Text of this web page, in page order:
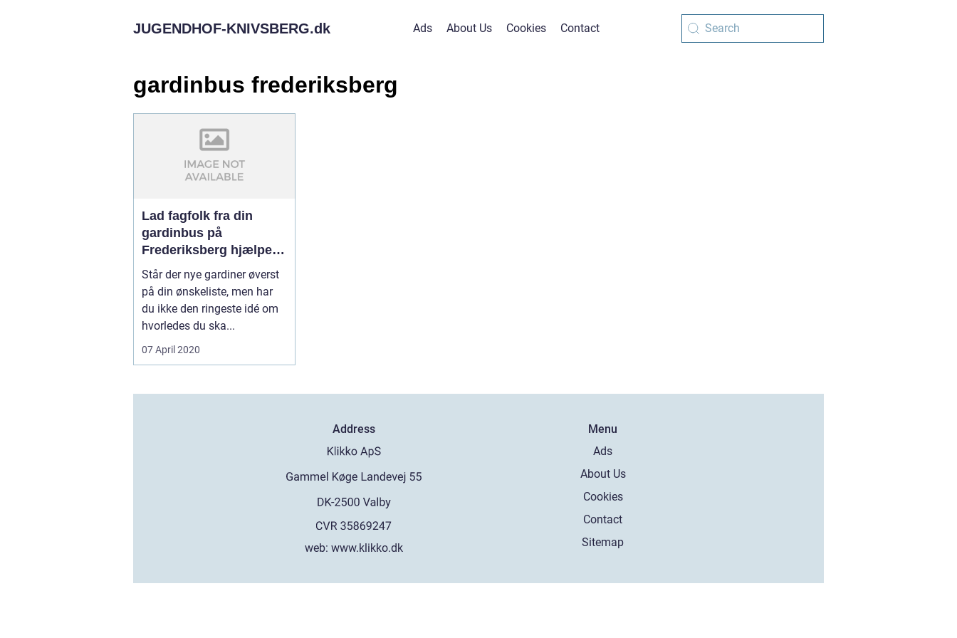
JUGENDHOF-KNIVSBERG.dk Ads About Us Cookies Contact
gardinbus frederiksberg
Lad fagfolk fra din
gardinbus på
Frederiksberg hjælpe
med de nye gardiner
Står der nye gardiner øverst
på din ønskeliste, men har
du ikke den ringeste idé om
hvorledes du ska...
07 April 2020
Address
web:www.klikko.dk
Menu
Ads
About Us
Cookies
Contact
Sitemap